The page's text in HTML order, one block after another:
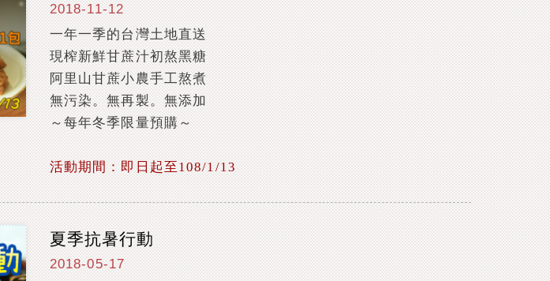
2018-11-12
一年一季的台灣土地直送
現榨新鮮甘蔗汁初熬黑糖
阿里山甘蔗小農手工熬煮
無污染。無再製。無添加
～每年冬季限量預購～
活動期間：即日起至108/1/13
夏季抗暑行動
2018-05-17